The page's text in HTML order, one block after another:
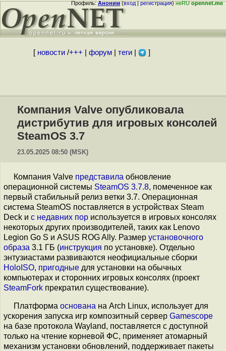
Профиль:Аноним(вход|регистрация)неRUopennet.me
[ новости/+++ форум| теги| ]
Компания Valve опубликовала
дистрибутив для игровых консолей
SteamOS 3.7
23.05.2025 08:50 (MSK)
Компания Valve представила обновление
операционной системы SteamOS 3.7.8, помеченное как
первый стабильный релиз ветки 3.7. Операционная
система SteamOS поставляется в устройствах Steam
Deck и с недавних пор используется в игровых консолях
некоторых других производителей, таких как Lenovo
Legion Go S и ASUS ROG Ally. Размер установочного
образа 3.1 ГБ (инструкция по установке). Отдельно
энтузиастами развиваются неофициальные сборки
HoloISO, пригодные для установки на обычных
компьютерах и сторонних игровых консолях (проект
SteamFork прекратил существование).
Платформа основана на Arch Linux, использует для
ускорения запуска игр композитный сервер Gamescope
на базе протокола Wayland, поставляется с доступной
только на чтение корневой ФС, применяет атомарный
механизм установки обновлений, поддерживает пакеты